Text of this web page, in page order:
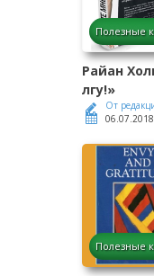
Полезные
Райан
лгу!»
От
Полезные